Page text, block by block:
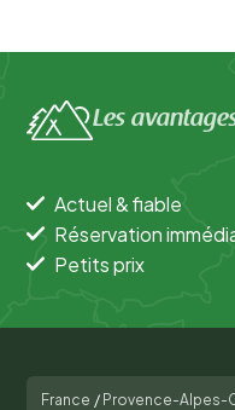
Les
Actuel & fiable
Réservation
Petits prix
France / Provence-Alpes-